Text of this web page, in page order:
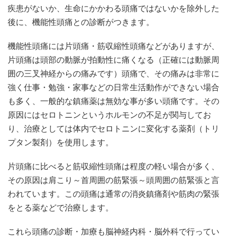
疾患がないか、生命にかかわる頭痛ではないかを除外した
後に、機能性頭痛との診断がつきます。
機能性頭痛には片頭痛・筋収縮性頭痛などがありますが、
片頭痛は頭部の動脈が拍動性に痛くなる（正確には動脈周
囲の三叉神経からの痛みです）頭痛で、その痛みは非常に
強く仕事・勉強・家事などの日常生活動作ができない場合
も多く、一般的な鎮痛薬は無効な事が多い頭痛です。その
原因にはセロトニンというホルモンの不足が関与してお
り、治療としては体内でセロトニンに変化する薬剤（トリ
プタン製剤）を使用します。
片頭痛に比べると筋収縮性頭痛は程度の軽い場合が多く、
その原因は肩こり～首周囲の筋緊張～頭周囲の筋緊張と言
われています。この頭痛は通常の消炎鎮痛剤や筋肉の緊張
をとる薬などで治療します。
これら頭痛の診断・加療も脳神経内科・脳外科で行ってい